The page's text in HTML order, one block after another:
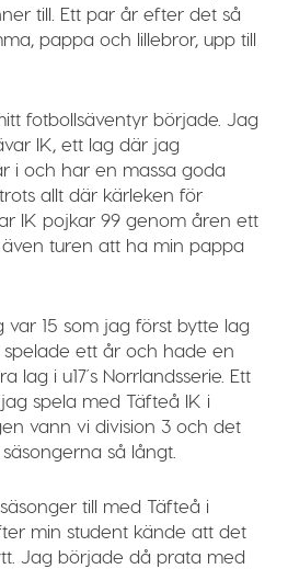
till. Ett par år efter det så
pappa och lillebror, upp till
fotbollsäventyr började. Jag
IK, ett lag där jag
i och har en massa goda
allt där kärleken för
IK pojkar 99 genom åren ett
turen att ha min pappa
15 som jag först bytte lag
spelade ett år och hade en
lag i u17´s Norrlandsserie. Ett
spela med Täfteå IK i
vann vi division 3 och det
så långt.
till med Täfteå i
min student kände att det
Jag började då prata med